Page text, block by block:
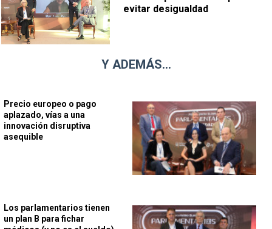
evitar desigualdad
Y ADEMÁS...
Precio europeo o pago
aplazado, vías a una
innovación disruptiva
asequible
Los parlamentarios tienen
un plan B para fichar